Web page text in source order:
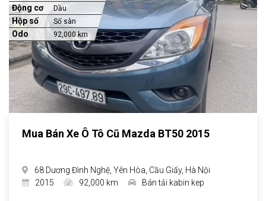
Động cơ Dầu
Hộp số Số sàn
Odo 92,000 km
Mua Bán Xe Ô Tô Cũ Mazda BT50 2015
68 Dương Đình Nghệ, Yên Hòa, Cầu Giấy, Hà Nội
2015
92,000 km Bán tải kabin kep